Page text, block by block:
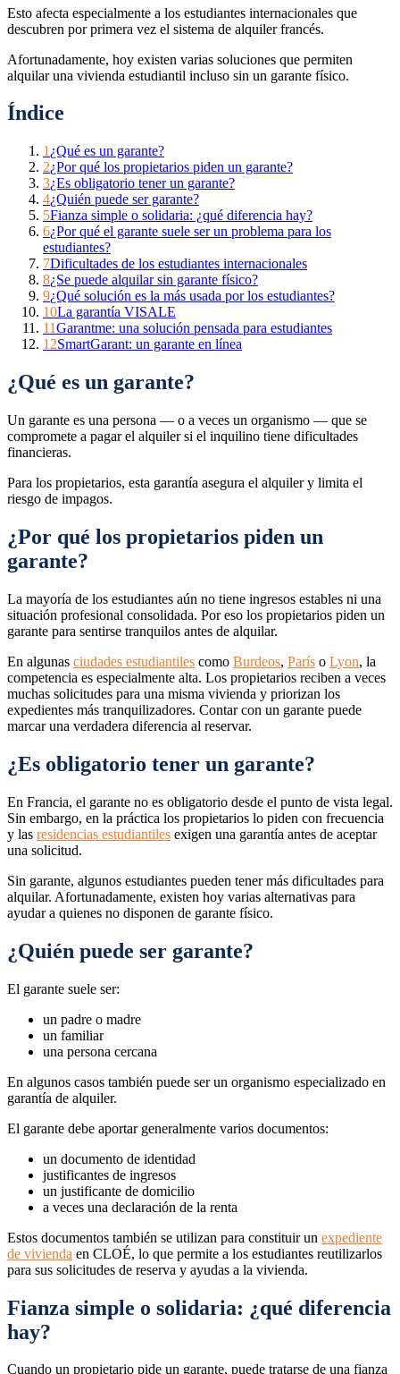
Esto afecta especialmente a los estudiantes internacionales que
descubren por primera vez el sistema de alquiler francés.
Afortunadamente, hoy existen varias soluciones que permiten
alquilar una vivienda estudiantil incluso sin un garante físico.
Índice
1 ¿Qué es un garante?
2¿Por qué los propietarios piden un garante?
3¿Es obligatorio tener un garante?
4¿Quién puede ser garante?
5Fianza simple o solidaria: ¿qué diferencia hay?
6¿Por qué el garante suele ser un problema para los
estudiantes?
7Dificultades de los estudiantes internacionales
8¿Se puede alquilar sin garante físico?
9¿Qué solución es la más usada por los estudiantes?
10La garantía VISALE
11Garantme: una solución pensada para estudiantes
12SmartGarant: un garante en línea
¿Qué es un garante?
Un garante es una persona — o a veces un organismo — que se
compromete a pagar el alquiler si el inquilino tiene dificultades
financieras.
Para los propietarios, esta garantía asegura el alquiler y limita el
riesgo de impagos.
¿Por qué los propietarios piden un
garante?
La mayoría de los estudiantes aún no tiene ingresos estables ni una
situación profesional consolidada. Por eso los propietarios piden un
garante para sentirse tranquilos antes de alquilar.
En algunas ciudades estudiantiles como Burdeos, París o Lyon, la
competencia es especialmente alta. Los propietarios reciben a veces
muchas solicitudes para una misma vivienda y priorizan los
expedientes más tranquilizadores. Contar con un garante puede
marcar una verdadera diferencia al reservar.
¿Es obligatorio tener un garante?
En Francia, el garante no es obligatorio desde el punto de vista legal.
Sin embargo, en la práctica los propietarios lo piden con frecuencia
y las residencias estudiantiles exigen una garantía antes de aceptar
una solicitud.
Sin garante, algunos estudiantes pueden tener más dificultades para
alquilar. Afortunadamente, existen hoy varias alternativas para
ayudar a quienes no disponen de garante físico.
¿Quién puede ser garante?
El garante suele ser:
un padre o madre
un familiar
una persona cercana
En algunos casos también puede ser un organismo especializado en
garantía de alquiler.
El garante debe aportar generalmente varios documentos:
un documento de identidad
justificantes de ingresos
un justificante de domicilio
a veces una declaración de la renta
Estos documentos también se utilizan para constituir un expediente
de vivienda en CLOÉ, lo que permite a los estudiantes reutilizarlos
para sus solicitudes de reserva y ayudas a la vivienda.
Fianza simple o solidaria: ¿qué diferencia
hay?
Cuando un propietario pide un garante, puede tratarse de una fianza